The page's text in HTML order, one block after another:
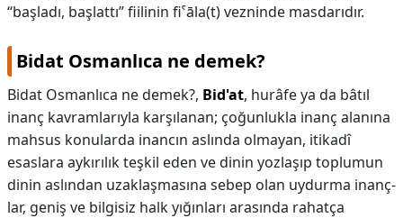
“başladı, başlattı” fiilinin fiˁāla(t) vezninde masdarıdır.
Bidat Osmanlıca ne demek?
Bidat Osmanlıca ne demek?, Bid'at, hurâfe ya da bâtıl
inanç kavramlarıyla karşılanan; çoğunlukla inanç alanına
mahsus konularda inancın aslında olmayan, itikadî
esaslara aykırılık teşkil eden ve dinin yozlaşıp toplumun
dinin aslından uzaklaşmasına sebep olan uydurma inanç-
lar, geniş ve bilgisiz halk yığınları arasında rahatça